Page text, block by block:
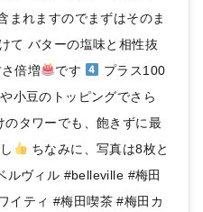
まれますのでまずはそのま
て バターの塩味と相性抜
倍増 です
プラス100
小豆のトッピングでさら
のタワーでも、飽きずに最
ちなみに、写真は8枚と
ルヴィル #belleville #梅田
イティ #梅田喫茶 #梅田カ